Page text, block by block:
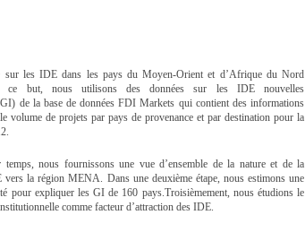
sur les IDE dans les pays du Moyen-Orient et d’Afrique du Nord
ce but, nous utilisons des données sur les IDE nouvelles
de la base de données FDI Markets qui contient des informations
volume de projets par pays de provenance et par destination pour la
temps, nous fournissons une vue d’ensemble de la nature et de la
vers la région MENA. Dans une deuxième étape, nous estimons une
pour expliquer les GI de 160 pays.Troisièmement, nous étudions le
comme facteur d’attraction des IDE.